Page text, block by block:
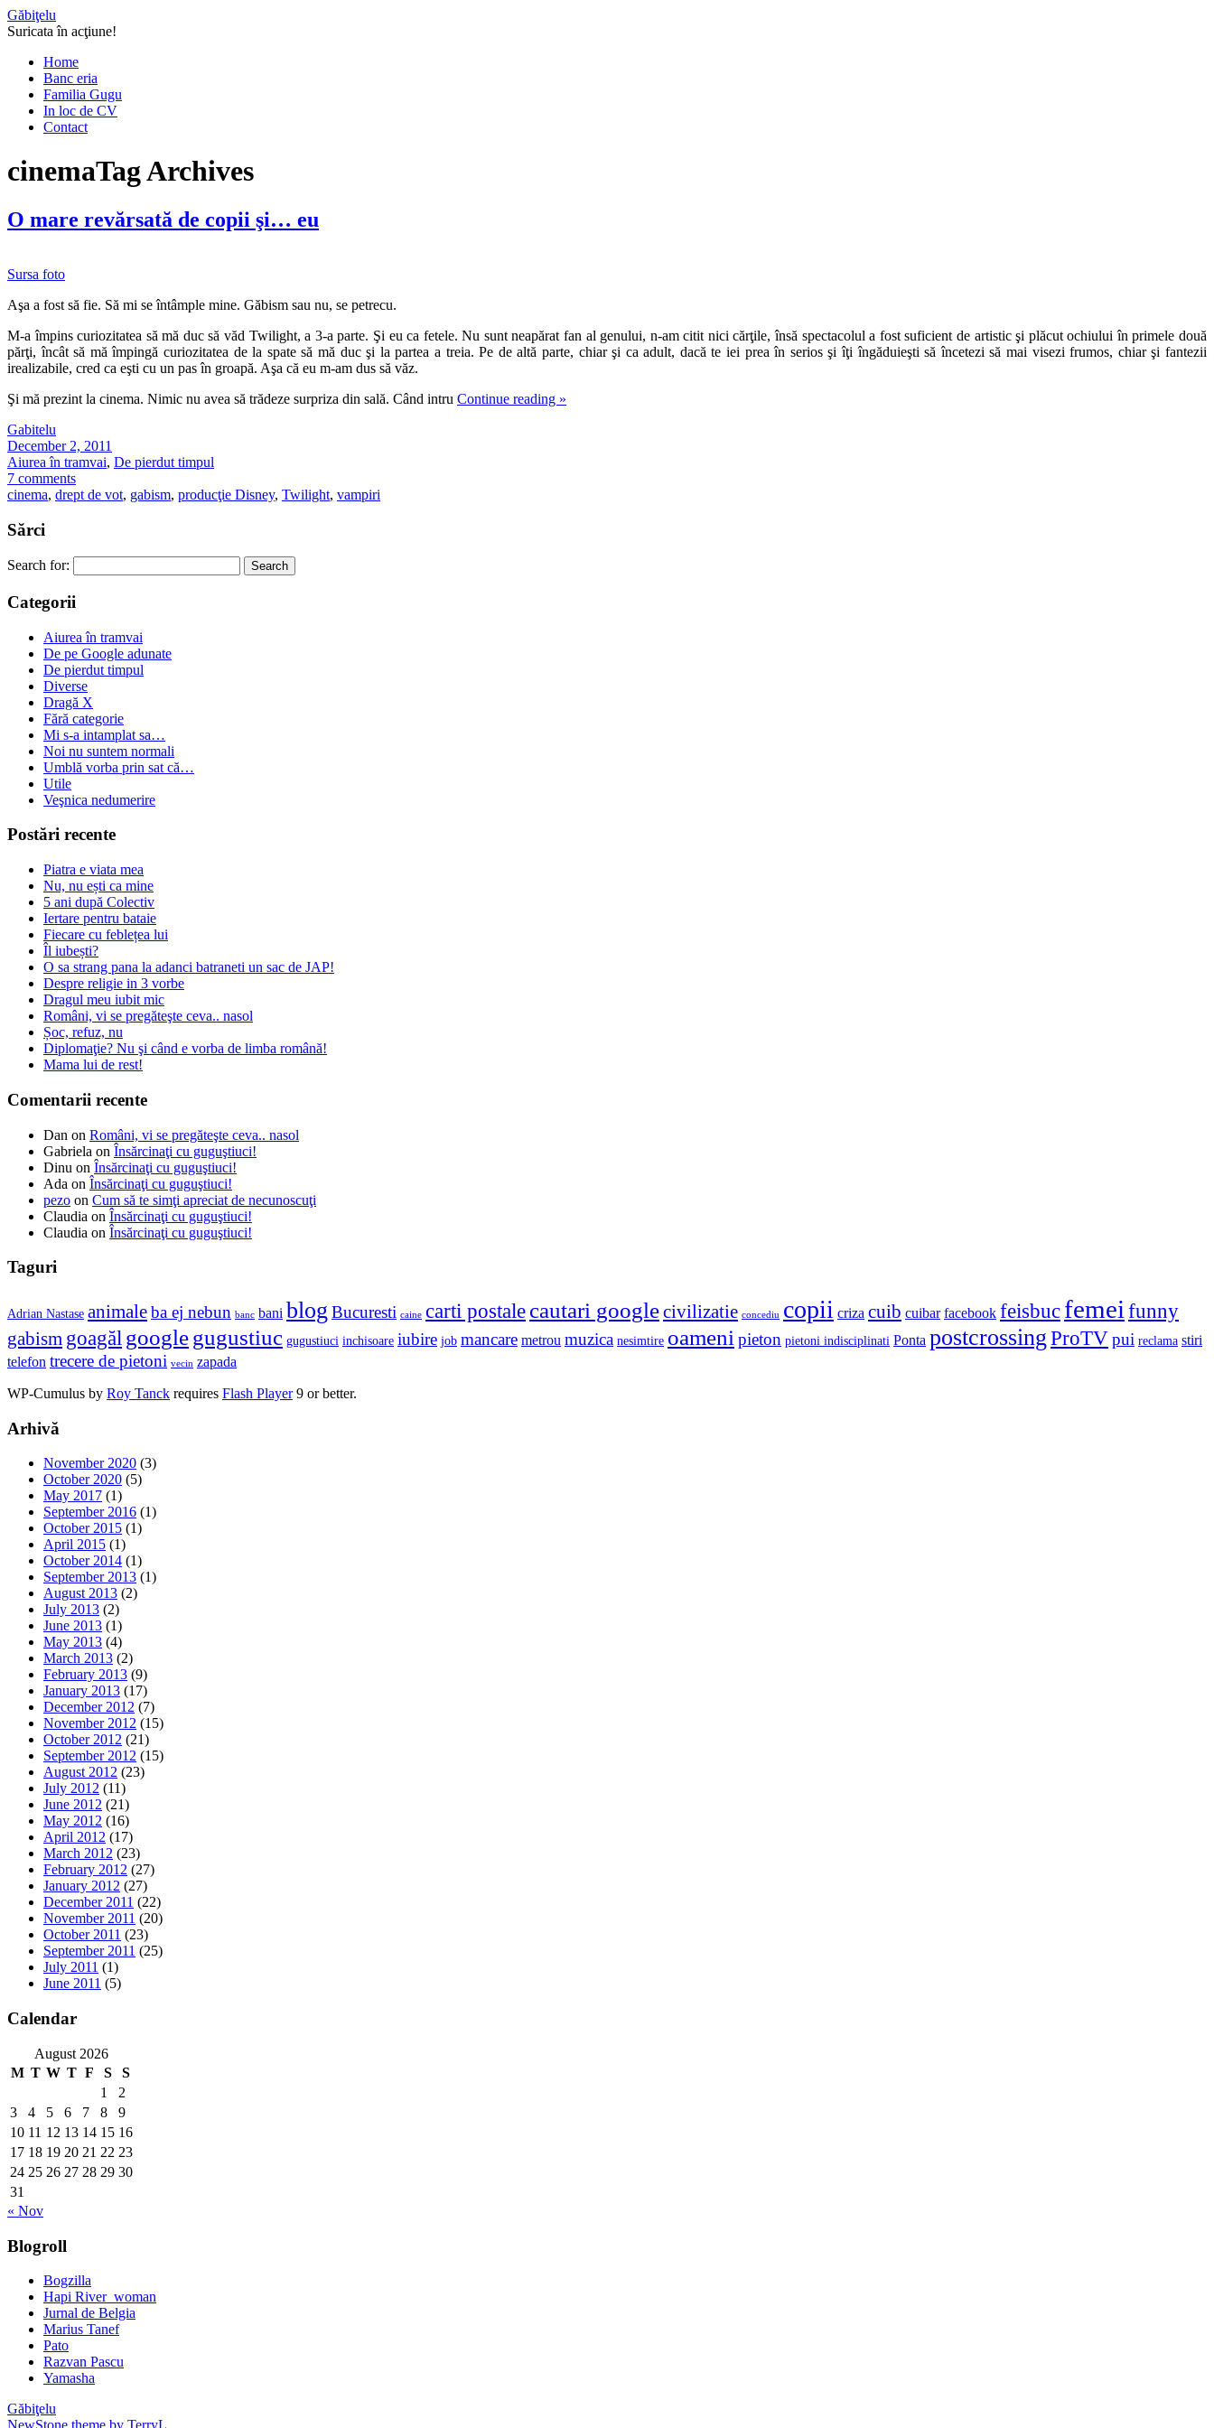
Găbiţelu
Suricata în acţiune!
Home
Banc eria
Familia Gugu
In loc de CV
Contact
cinemaTag Archives
O mare revărsată de copii şi… eu
Sursa foto
Aşa a fost să fie. Să mi se întâmple mine. Găbism sau nu, se petrecu.
M-a împins curiozitatea să mă duc să văd Twilight, a 3-a parte. Şi eu ca fetele. Nu sunt neapărat fan al genului, n-am citit nici cărţile, însă spectacolul a fost suficient de artistic şi plăcut ochiului în primele două
părţi, încât să mă împingă curiozitatea de la spate să mă duc şi la partea a treia. Pe de altă parte, chiar şi ca adult, dacă te iei prea în serios şi îţi îngăduieşti să încetezi să mai visezi frumos, chiar şi fantezii
irealizabile, cred ca eşti cu un pas în groapă. Aşa că eu m-am dus să văz.
Şi mă prezint la cinema. Nimic nu avea să trădeze surpriza din sală. Când intru Continue reading »
Gabitelu
December 2, 2011
Aiurea în tramvai, De pierdut timpul
7 comments
cinema, drept de vot, gabism, producţie Disney, Twilight, vampiri
Sărci
Search for:
Categorii
Aiurea în tramvai
De pe Google adunate
De pierdut timpul
Diverse
Dragă X
Fără categorie
Mi s-a intamplat sa…
Noi nu suntem normali
Umblă vorba prin sat că…
Utile
Veşnica nedumerire
Postări recente
Piatra e viata mea
Nu, nu ești ca mine
5 ani după Colectiv
Iertare pentru bataie
Fiecare cu feblețea lui
Îl iubești?
O sa strang pana la adanci batraneti un sac de JAP!
Despre religie in 3 vorbe
Dragul meu iubit mic
Români, vi se pregăteşte ceva.. nasol
Șoc, refuz, nu
Diplomaţie? Nu şi când e vorba de limba română!
Mama lui de rest!
Comentarii recente
Dan on Români, vi se pregăteşte ceva.. nasol
Gabriela on Însărcinaţi cu guguştiuci!
Dinu on Însărcinaţi cu guguştiuci!
Ada on Însărcinaţi cu guguştiuci!
pezo on Cum să te simţi apreciat de necunoscuţi
Claudia on Însărcinaţi cu guguştiuci!
Claudia on Însărcinaţi cu guguştiuci!
Taguri
Adrian Nastase animaleba ej nebun banc bani blog Bucuresti caine carti postale cautari googlecivilizatie concediu copii criza cuib cuibar facebook feisbuc femei funny
gabism goagăl googlegugustiuc gugustiuci inchisoare iubire job mancare metrou muzica nesimtire oameni pieton pietoni indisciplinati Ponta postcrossing ProTVpui reclama stiri
telefon trecere de pietoni vecin zapada
WP-Cumulus by Roy Tanck requires Flash Player9 or better.
Arhivă
November 2020 (3)
October 2020 (5)
May 2017 (1)
September 2016 (1)
October 2015 (1)
April 2015 (1)
October 2014 (1)
September 2013 (1)
August 2013 (2)
July 2013 (2)
June 2013 (1)
May 2013 (4)
March 2013 (2)
February 2013 (9)
January 2013 (17)
December 2012 (7)
November 2012 (15)
October 2012 (21)
September 2012 (15)
August 2012 (23)
July 2012 (11)
June 2012 (21)
May 2012 (16)
April 2012 (17)
March 2012 (23)
February 2012 (27)
January 2012 (27)
December 2011 (22)
November 2011 (20)
October 2011 (23)
September 2011 (25)
July 2011 (1)
June 2011 (5)
Calendar
August 2026
M T W T F S
S
1
2
3
4 5 6 7 8
9
10 11 12 13 14 15 16
17 18 19 20 21 22 23
24 25 26 27 28 29 30
31
« Nov
Blogroll
Bogzilla
Hapi River_woman
Jurnal de Belgia
Marius Tanef
Pato
Razvan Pascu
Yamasha
Găbiţelu